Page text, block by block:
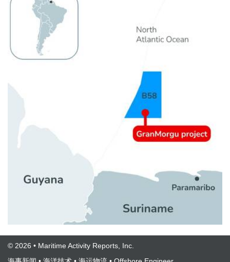
© 2026 • Maritime Activity Reports, Inc.